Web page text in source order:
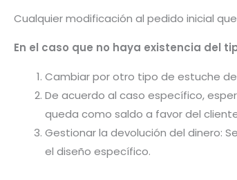
Cualquier modificación al pedido inicial
En el caso que no haya existencia del
Cambiar por otro tipo de estuche
De acuerdo al caso específico,
queda como saldo a favor del
Gestionar la devolución del dinero:
el diseño específico.